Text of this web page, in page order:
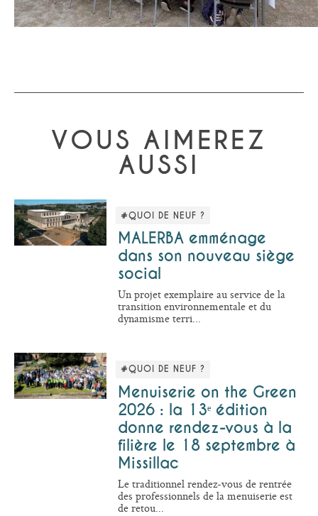
VOUS AIMEREZ
AUSSI
#QUOI DE NEUF ?
MALERBA emménage
dans son nouveau siège
social
Un projet exemplaire au service de la
transition environnementale et du
dynamisme terri...
#QUOI DE NEUF ?
Menuiserie on the Green
2026 : la 13ᵉ édition
donne rendez-vous à la
filière le 18 septembre à
Missillac
Le traditionnel rendez-vous de rentrée
des professionnels de la menuiserie est
de retou...